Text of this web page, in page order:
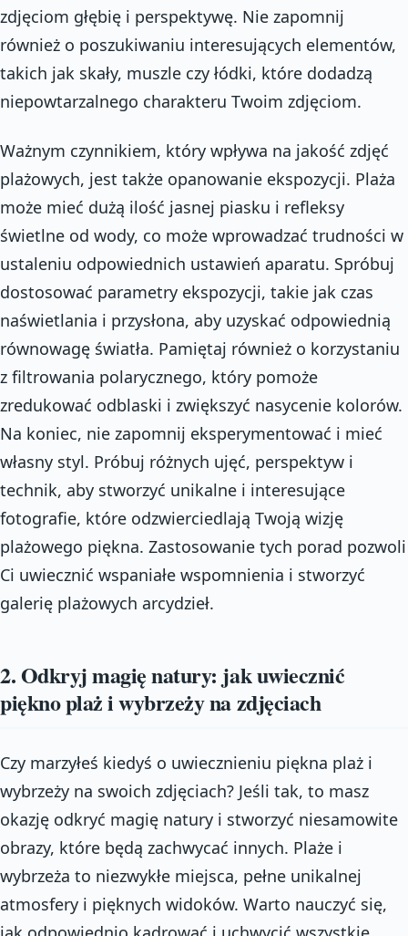
zdjęciom głębię i perspektywę. Nie zapomnij
również o poszukiwaniu interesujących elementów,
takich jak skały, muszle czy łódki, które dodadzą
niepowtarzalnego charakteru Twoim zdjęciom.
Ważnym czynnikiem, który wpływa na jakość zdjęć
plażowych, jest także opanowanie ekspozycji. Plaża
może mieć dużą ilość jasnej piasku i refleksy
świetlne od wody, co może wprowadzać trudności w
ustaleniu odpowiednich ustawień aparatu. Spróbuj
dostosować parametry ekspozycji, takie jak czas
naświetlania i przysłona, aby uzyskać odpowiednią
równowagę światła. Pamiętaj również o korzystaniu
z filtrowania polarycznego, który pomoże
zredukować odblaski i zwiększyć nasycenie kolorów.
Na koniec, nie zapomnij eksperymentować i mieć
własny styl. Próbuj różnych ujęć, perspektyw i
technik, aby stworzyć unikalne i interesujące
fotografie, które odzwierciedlają Twoją wizję
plażowego piękna. Zastosowanie tych porad pozwoli
Ci uwiecznić wspaniałe wspomnienia i stworzyć
galerię plażowych arcydzieł.
2. Odkryj magię natury: jak uwiecznić
piękno plaż i wybrzeży na zdjęciach
Czy marzyłeś kiedyś o uwiecznieniu piękna plaż i
wybrzeży na swoich zdjęciach? Jeśli tak, to masz
okazję odkryć magię natury i stworzyć niesamowite
obrazy, które będą zachwycać innych. Plaże i
wybrzeża to niezwykłe miejsca, pełne unikalnej
atmosfery i pięknych widoków. Warto nauczyć się,